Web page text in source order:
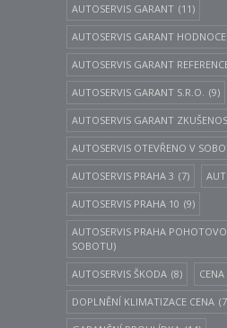
AUTOSERVIS GARANT (11)
AUTOSERVIS GARANT
AUTOSERVIS GARANT
AUTOSERVIS GARANT S.R.O. (9)
AUTOSERVIS GARANT
AUTOSERVIS OTEVŘENO V
AUTOSERVIS PRAHA 3 (7)
AUTOSERVIS PRAHA 10 (9)
AUTOSERVIS PRAHA
SOBOTU)
AUTOSERVIS ŠKODA (8)
DOPLNĚNÍ KLIMATIZACE CENA